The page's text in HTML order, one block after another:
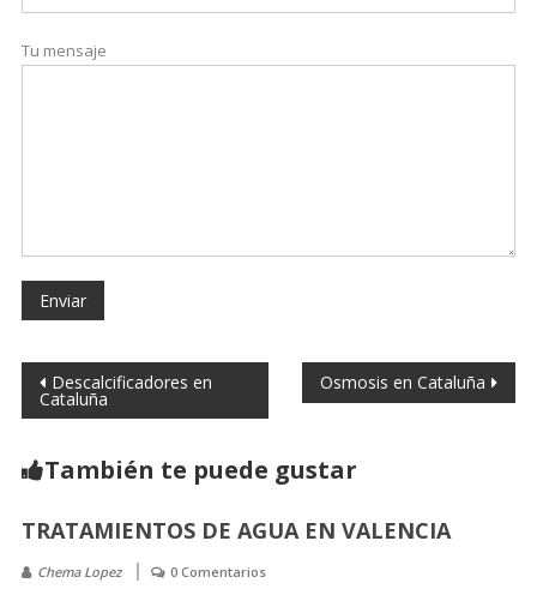
Tu mensaje
Descalcificadores en
Cataluña
Osmosis en Cataluña
También te puede gustar
TRATAMIENTOS DE AGUA EN VALENCIA
Chema Lopez 0 Comentarios